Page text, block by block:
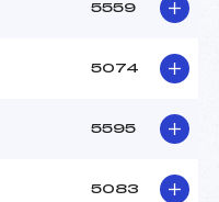
5559
5074
5595
5083